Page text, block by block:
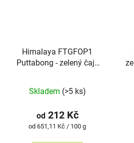
Himalaya FTGFOP1
Puttabong - zelený čaj -
Skladem (>5 ks)
od212 Kč
Měrná
od 651,11 Kč / 100 g